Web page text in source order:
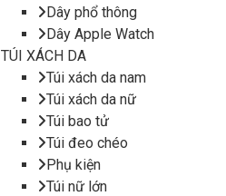
Dây phổ thông
Dây Apple Watch
TÚI XÁCH DA
Túi xách da nam
Túi xách da nữ
Túi bao tử
Túi đeo chéo
Phụ kiện
Túi nữ lớn